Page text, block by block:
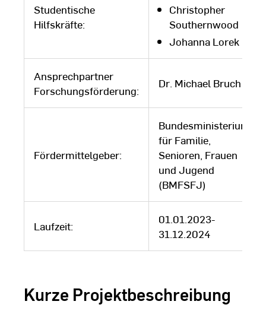
Studentische
Hilfskräfte:
Christopher
Southernwood
Johanna Lorek
Ansprechpartner
Forschungsförderung:
Dr. Michael Bruch
Fördermittelgeber:
Bundesministerium
für Familie,
Senioren, Frauen
und Jugend
(BMFSFJ)
Laufzeit:
01.01.2023-
31.12.2024
Kurze Projektbeschreibung